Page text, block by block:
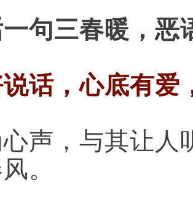
句三春暖，恶
话，心底有爱
声，与其让人
。